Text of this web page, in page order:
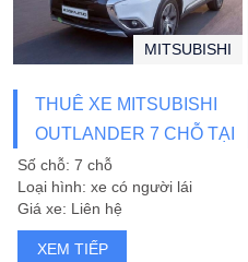
THUÊ XE MITSUBISHI
OUTLANDER 7 CHỖ TẠI
ĐÀ NẴNG
MITSUBISHI
Số chỗ: 7 chỗ
Loại hình: xe có người lái
Giá xe: Liên hệ
XEM TIẾP